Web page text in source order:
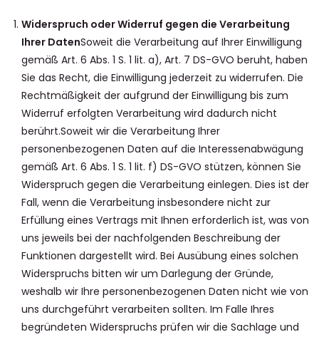
Widerspruch oder Widerruf gegen die Verarbeitung
Ihrer DatenSoweit die Verarbeitung auf Ihrer Einwilligung
gemäß Art. 6 Abs. 1 S. 1 lit. a), Art. 7 DS-GVO beruht, haben
Sie das Recht, die Einwilligung jederzeit zu widerrufen. Die
Rechtmäßigkeit der aufgrund der Einwilligung bis zum
Widerruf erfolgten Verarbeitung wird dadurch nicht
berührt.Soweit wir die Verarbeitung Ihrer
personenbezogenen Daten auf die Interessenabwägung
gemäß Art. 6 Abs. 1 S. 1 lit. f) DS-GVO stützen, können Sie
Widerspruch gegen die Verarbeitung einlegen. Dies ist der
Fall, wenn die Verarbeitung insbesondere nicht zur
Erfüllung eines Vertrags mit Ihnen erforderlich ist, was von
uns jeweils bei der nachfolgenden Beschreibung der
Funktionen dargestellt wird. Bei Ausübung eines solchen
Widerspruchs bitten wir um Darlegung der Gründe,
weshalb wir Ihre personenbezogenen Daten nicht wie von
uns durchgeführt verarbeiten sollten. Im Falle Ihres
begründeten Widerspruchs prüfen wir die Sachlage und